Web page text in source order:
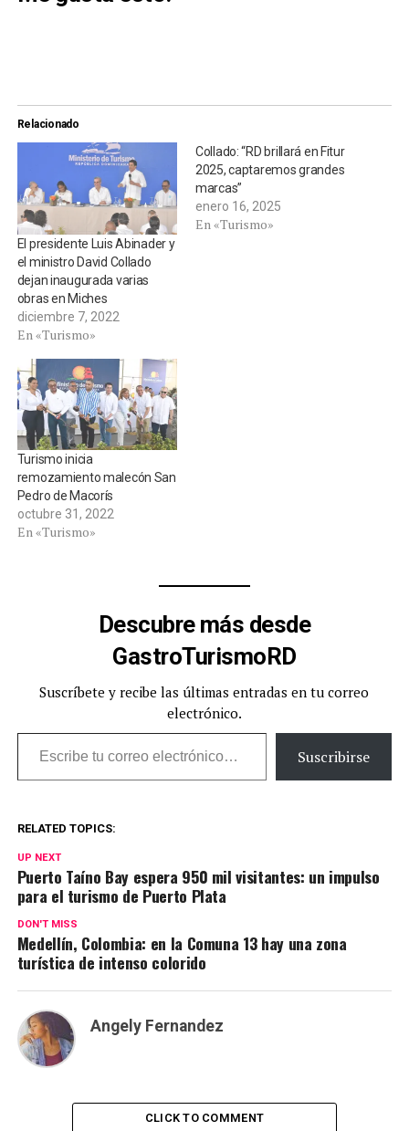
Relacionado
El presidente Luis Abinader y
el ministro David Collado
dejan inaugurada varias
obras en Miches
diciembre 7, 2022
En «Turismo»
Collado: “RD brillará en Fitur
2025, captaremos grandes
marcas”
enero 16, 2025
En «Turismo»
Turismo inicia
remozamiento malecón San
Pedro de Macorís
octubre 31, 2022
En «Turismo»
Descubre más desde
GastroTurismoRD
Suscríbete y recibe las últimas entradas en tu correo
electrónico.
Escribe tu correo electrónico…
Suscribirse
RELATED TOPICS:
UP NEXT
Puerto Taíno Bay espera 950 mil visitantes: un impulso
para el turismo de Puerto Plata
DON'T MISS
Medellín, Colombia: en la Comuna 13 hay una zona
turística de intenso colorido
Angely Fernandez
CLICK TO COMMENT